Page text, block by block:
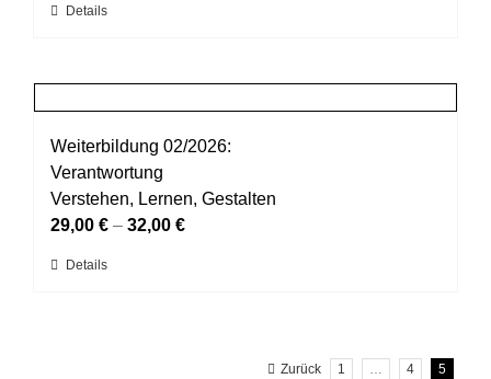
der
Dieses
Varianten
auf.
Die
Optionen
können
der
Details
Weiterbildung 02/2026:
Verantwortung
Verstehen, Lernen, Gestalten
29,00 € – 32,00 €
Dieses
Details
Zurück 1 … 4 5